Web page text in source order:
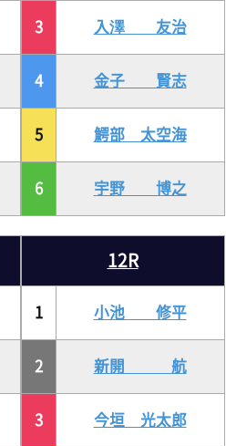
3 入澤 友治
4 金子 賢志
5 鰐部 太空海
6 宇野 博之
12R
1 小池 修平
2 新開 航
3 今垣 光太郎